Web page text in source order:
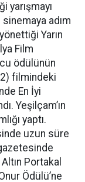
yarışmayı
adım
Yarın
Film
ödülünün
filmindeki
En İyi
Yeşilçam’ın
yaptı.
uzun süre
Portakal
Ödülü’ne